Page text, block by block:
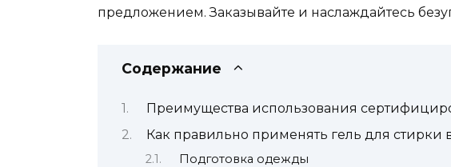
предложением. Заказывайте и наслаждайтесь
Содержание
Преимущества использования
Как правильно применять гель для стирки
Подготовка одежды